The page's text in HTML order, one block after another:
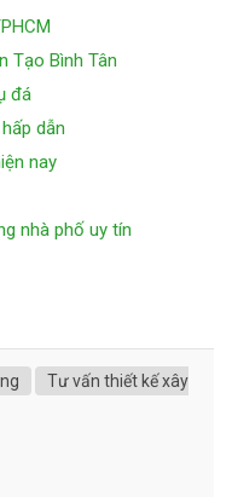
Tạo Bình Tân
đá
dẫn
nay
nhà phố uy tín
Tư vấn thiết kế xây